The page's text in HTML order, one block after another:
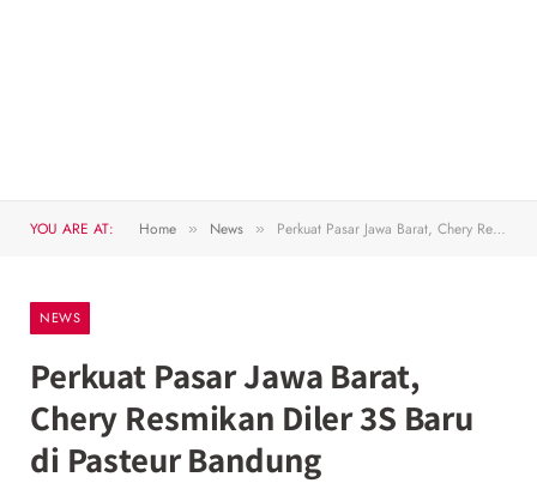
YOU ARE AT: Home » News » Perkuat Pasar Jawa Barat, Chery Resmikan Diler 3S Baru di Pasteur Bandung
NEWS
Perkuat Pasar Jawa Barat,
Chery Resmikan Diler 3S Baru
di Pasteur Bandung